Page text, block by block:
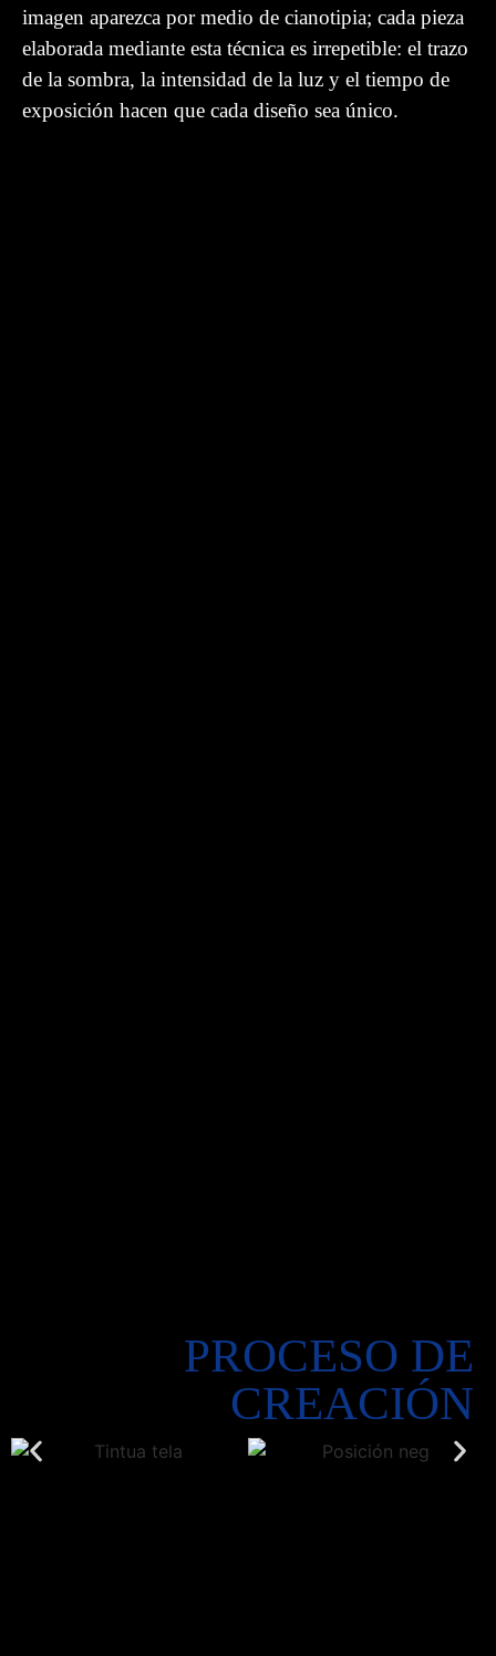
imagen aparezca por medio de cianotipia; cada pieza
elaborada mediante esta técnica es irrepetible: el trazo
de la sombra, la intensidad de la luz y el tiempo de
exposición hacen que cada diseño sea único.
PROCESO DE
CREACIÓN